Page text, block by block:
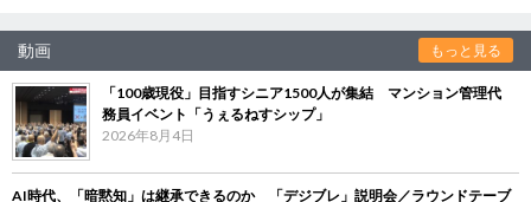
動画 もっと見る
「100歳現役」目指すシニア1500人が集結 マンション管理代
務員イベント「うぇるねすシップ」
2026年8月4日
AI時代、「暗黙知」は継承できるのか 「デジブレ」説明会／ラウンドテーブ